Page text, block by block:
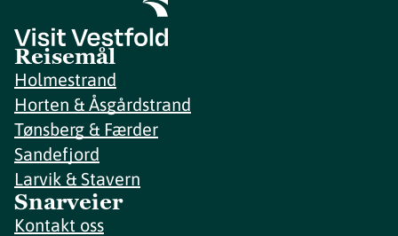
Reisemål
Holmestrand
Horten & Åsgårdstrand
Tønsberg & Færder
Sandefjord
Larvik & Stavern
Snarveier
Kontakt oss